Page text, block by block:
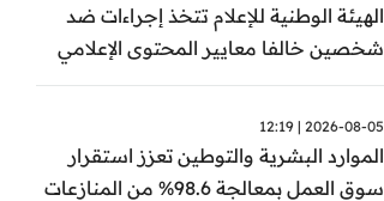
الهيئة الوطنية للإعلام تتخذ إجراءات ضد
شخصين خالفا معايير المحتوى الإعلامي
2026-08-05 | 12:19
الموارد البشرية والتوطين تعزز استقرار
سوق العمل بمعالجة 98.6% من المنازعات